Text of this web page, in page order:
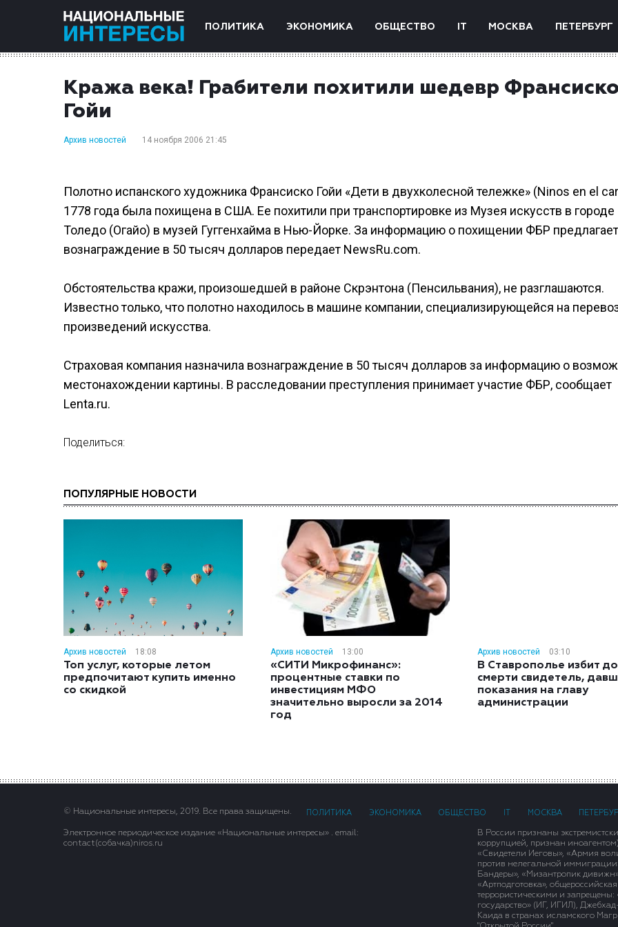
ПОЛИТИКА ЭКОНОМИКА ОБЩЕСТВО IT МОСКВА ПЕТЕРБУРГ
Кража века! Грабители похитили шедевр
Гойи
Архив новостей 14 ноября 2006 21:45
Полотно испанского художника Франсиско Гойи «Дети в двухколесной тележке» (Ninos en el
1778 года была похищена в США. Ее похитили при транспортировке из Музея искусств в городе
Толедо (Огайо) в музей Гуггенхайма в Нью-Йорке. За информацию о похищении ФБР предлагает
вознаграждение в 50 тысяч долларов передает NewsRu.com.
Обстоятельства кражи, произошедшей в районе Скрэнтона (Пенсильвания), не разглашаются.
Известно только, что полотно находилось в машине компании, специализирующейся на
произведений искусства.
Страховая компания назначила вознаграждение в 50 тысяч долларов за информацию о
местонахождении картины. В расследовании преступления принимает участие ФБР, сообщает
Lenta.ru.
Поделиться:
ПОПУЛЯРНЫЕ НОВОСТИ
Архив новостей 18:08
Топ услуг, которые летом
предпочитают купить именно
со скидкой
Архив новостей 13:00
«СИТИ Микрофинанс»:
процентные ставки по
инвестициям МФО
значительно выросли за 2014
год
Архив новостей 03:10
В Ставрополье избит до
смерти свидетель,
показания на главу
администрации
© Национальные интересы, 2019. Все права защищены. ПОЛИТИКА ЭКОНОМИКА ОБЩЕСТВО МОСКВА
Электронное периодическое издание «Национальные интересы» . email:
contact(сoбaчка)niros.ru
В России признаны
коррупцией, признан
«Свидетели Иеговы», «Армия
против нелегальной
Бандеры», «Мизантропик
«Артподготовка»,
террористическими и
государство» (ИГ, ИГИЛ),
Каида в странах исламского